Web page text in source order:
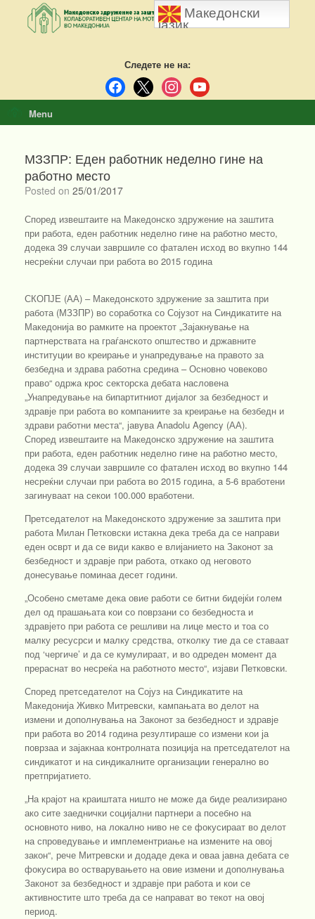
content
Следете не на:
facebook
x instagramyoutube
Menu
МЗЗПР: Еден работник неделно гине на
работно место
Posted on 25/01/2017
Според извештаите на Македонско здружение на заштита
при работа, еден работник неделно гине на работно место,
додека 39 случаи завршиле со фатален исход во вкупно 144
несреќни случаи при работа во 2015 година
СКОПЈЕ (АА) – Македонското здружение за заштита при
работа (МЗЗПР) во соработка со Сојузот на Синдикатите на
Македонија во рамките на проектот „Зајакнување на
партнерствата на граѓанското општество и државните
институции во креирање и унапредување на правото за
безбедна и здрава работна средина – Основно човеково
право“ одржа крос секторска дебата насловена
„Унапредување на бипартитниот дијалог за безбедност и
здравје при работа во компаниите за креирање на безбедн и
здрави работни места“, јавува Anadolu Agency (АА).
Според извештаите на Македонско здружение на заштита
при работа, еден работник неделно гине на работно место,
додека 39 случаи завршиле со фатален исход во вкупно 144
несреќни случаи при работа во 2015 година, a 5-6 вработени
загинуваат на секои 100.000 вработени.
Претседателот на Македонското здружение за заштита при
работа Милан Петковски истакна дека треба да се направи
еден осврт и да се види какво е влијанието на Законот за
безбедност и здравје при работа, откако од неговото
донесување поминаа десет години.
„Особено сметаме дека овие работи се битни бидејќи голем
дел од прашањата кои со поврзани со безбедноста и
здравјето при работа се решливи на лице место и тоа со
малку ресусрси и малку средства, отколку тие да се ставаат
под ‘чергиче’ и да се кумулираат, и во одреден момент да
прераснат во несреќа на работното место“, изјави Петковски.
Според претседателот на Сојуз на Синдикатите на
Македонија Живко Митревски, кампањата во делот на
измени и дополнувања на Законот за безбедност и здравје
при работа во 2014 година резултираше со измени кои ја
поврзаа и зајакнаа контролната позиција на претседателот на
синдикатот и на синдикалните организации генерално во
претпријатието.
„На крајот на краиштата ништо не може да биде реализирано
ако сите заеднички социјални партнери а посебно на
основното ниво, на локално ниво не се фокусираат во делот
на спроведување и имплементриање на измените на овој
закон“, рече Митревски и додаде дека и оваа јавна дебата се
фокусира во остварувањето на овие измени и дополнувања
Законот за безбедност и здравје при работа и кои се
активностите што треба да се направат во текот на овој
период.
Македонски
јазик